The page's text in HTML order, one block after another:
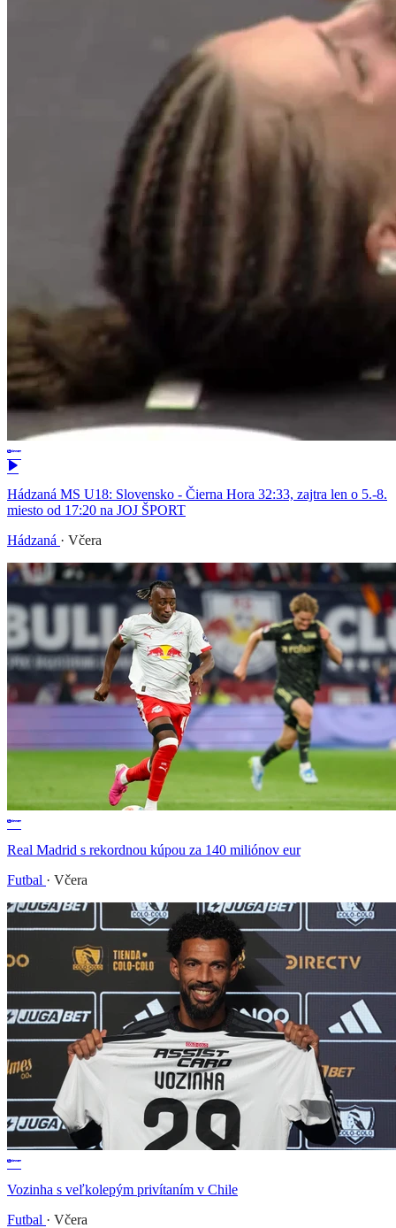
Hádzaná MS U18: Slovensko - Čierna Hora 32:33, zajtra len o 5.-8.
miesto od 17:20 na JOJ ŠPORT
Hádzaná · Včera
Real Madrid s rekordnou kúpou za 140 miliónov eur
Futbal · Včera
Vozinha s veľkolepým privítaním v Chile
Futbal · Včera